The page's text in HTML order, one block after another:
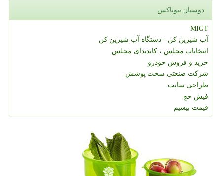
دوستان نیوباکس
MIGT
آب شیرین کن - دستگاه آب شیرین کن
انتخابات مجلس ، کاندیدای مجلس
خرید و فروش خودرو
شرکت صنعتی سخت پوشش
طراحی سایت
فیش حج
قیمت بیسیم